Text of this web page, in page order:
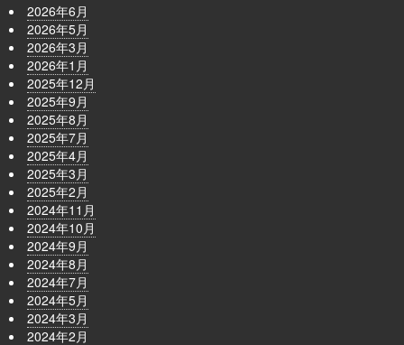
2026年6月
2026年5月
2026年3月
2026年1月
2025年12月
2025年9月
2025年8月
2025年7月
2025年4月
2025年3月
2025年2月
2024年11月
2024年10月
2024年9月
2024年8月
2024年7月
2024年5月
2024年3月
2024年2月